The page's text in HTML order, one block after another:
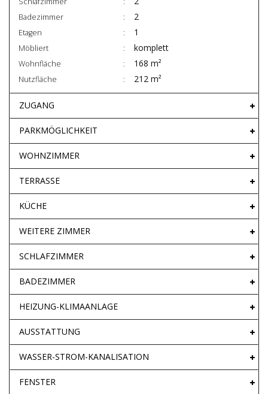
Badezimmer 2
Etagen 1
Möbliert komplett
Wohnfläche 168 m²
Nutzfläche 212 m²
ZUGANG
PARKMÖGLICHKEIT
WOHNZIMMER
TERRASSE
KÜCHE
WEITERE ZIMMER
SCHLAFZIMMER
BADEZIMMER
HEIZUNG-KLIMAANLAGE
AUSSTATTUNG
WASSER-STROM-KANALISATION
FENSTER